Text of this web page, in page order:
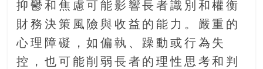
抑鬱和焦慮可能影響長者識別和權衡
財務決策風險與收益的能力。嚴重的
心理障礙，如偏執、躁動或行為失
控，也可能削弱長者的理性思考和判